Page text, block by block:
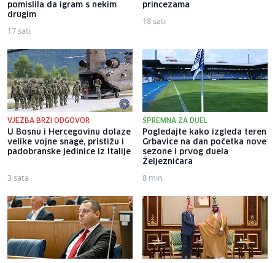
pomislila da igram s nekim
drugim
17 sati
princezama
18 sati
VJEŽBA BRZI ODGOVOR
U Bosnu i Hercegovinu dolaze
velike vojne snage, pristižu i
padobranske jedinice iz Italije
3 sata
SPREMNA ZA DUEL
Pogledajte kako izgleda teren
Grbavice na dan početka nove
sezone i prvog duela
Željezničara
8 min